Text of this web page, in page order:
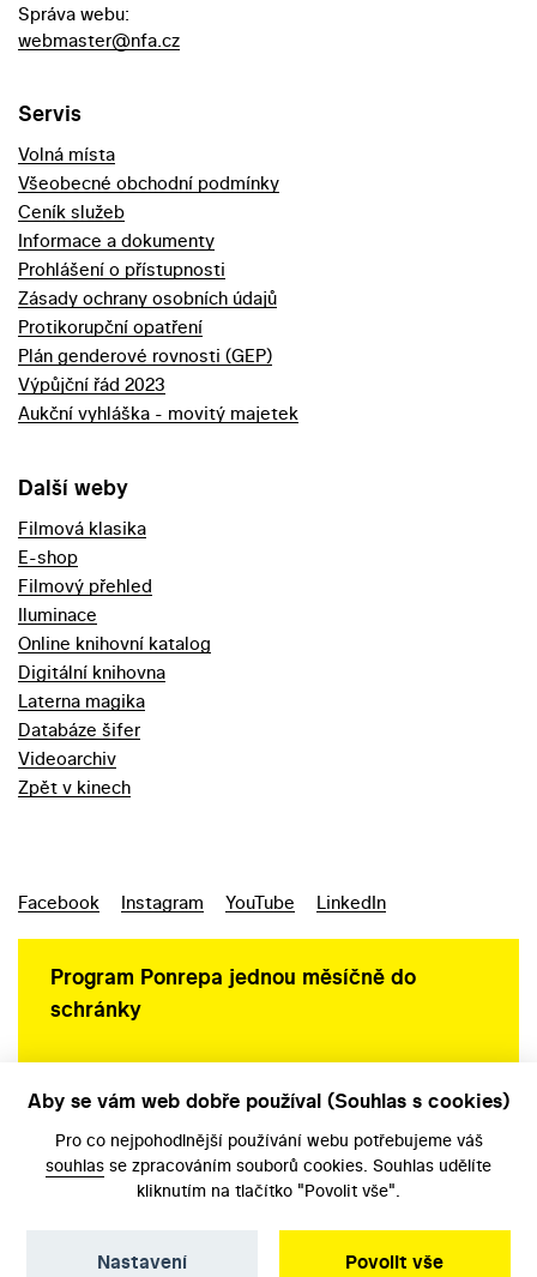
Správa webu:
webmaster@nfa.cz
Servis
Volná místa
Všeobecné obchodní podmínky
Ceník služeb
Informace a dokumenty
Prohlášení o přístupnosti
Zásady ochrany osobních údajů
Protikorupční opatření
Plán genderové rovnosti (GEP)
Výpůjční řád 2023
Aukční vyhláška - movitý majetek
Další weby
Filmová klasika
E-shop
Filmový přehled
Iluminace
Online knihovní katalog
Digitální knihovna
Laterna magika
Databáze šifer
Videoarchiv
Zpět v kinech
Facebook Instagram YouTube LinkedIn
Program Ponrepa jednou měsíčně do
schránky
Aby se vám web dobře používal (Souhlas s cookies)
Pro co nejpohodlnější používání webu potřebujeme váš
souhlas se zpracováním souborů cookies. Souhlas udělíte
kliknutím na tlačítko "Povolit vše".
Povolit vše
Nastavení